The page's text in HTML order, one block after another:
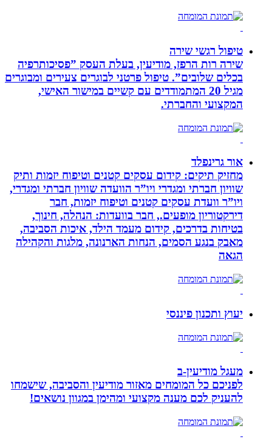
טיפול רגשי שירה
שירה רות הרפז, מודיעין, בעלת העסק ”פסיכותרפיה
בכלים שלובים”. טיפול פרטני לבוגרים צעירים ומבוגרים
מגיל 20 המתמודדים עם קשיים במישור האישי,
המקצועי והחברתי.
אור גרינפלד
מחזיק תיקים: קידום עסקים קטנים וטיפוח יזמות ותיק
שוויון חברתי ומגדרי ויו”ר הוועדה שוויון חברתי ומגדרי,
ויו”ר וועדת עסקים קטנים וטיפוח יזמות, חבר
דירקטוריון מופעים., חבר בוועדות: הנהלה, חינוך,
בטיחות בדרכים, קידום מעמד הילד, איכות הסביבה,
מאבק בנגע הסמים, הנחות הארנונה, מלגות והקהילה
יעוץ ותכנון פיננסי
מעגל מודיעין-ב
לפניכם כל המומחים מאזור מודיעין והסביבה, שישמחו
להעניק לכם מענה מקצועי ומהימן במגוון נושאים!